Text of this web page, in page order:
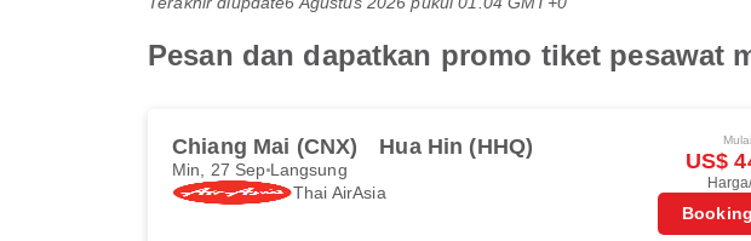
Pesan dan dapatkan promo tiket pesawat
Chiang Mai (CNX) Hua Hin (HHQ)
Min, 27 Sep Langsung
Thai AirAsia
US$
Booking